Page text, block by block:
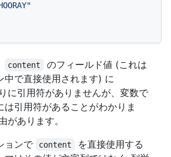
content
のフィールド値 (これは
中で直接使用されます) に
に引用符がありませんが、変数で
は引用符があることがわかりま
があります。
ョンで
content
を直接使用する